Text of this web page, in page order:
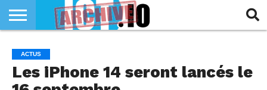
SECTEUR
TECH
LIFE
RUBRIQUES
ACTUS
Les iPhone 14 seront lancés le